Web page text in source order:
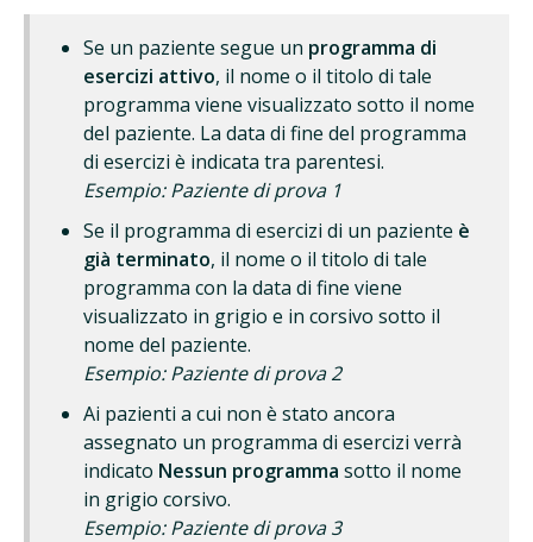
Se un paziente segue un programma di
esercizi attivo, il nome o il titolo di tale
programma viene visualizzato sotto il nome
del paziente. La data di fine del programma
di esercizi è indicata tra parentesi.
Esempio: Paziente di prova 1
Se il programma di esercizi di un paziente è
già terminato, il nome o il titolo di tale
programma con la data di fine viene
visualizzato in grigio e in corsivo sotto il
nome del paziente.
Esempio: Paziente di prova 2
Ai pazienti a cui non è stato ancora
assegnato un programma di esercizi verrà
indicato Nessun programma sotto il nome
in grigio corsivo.
Esempio: Paziente di prova 3